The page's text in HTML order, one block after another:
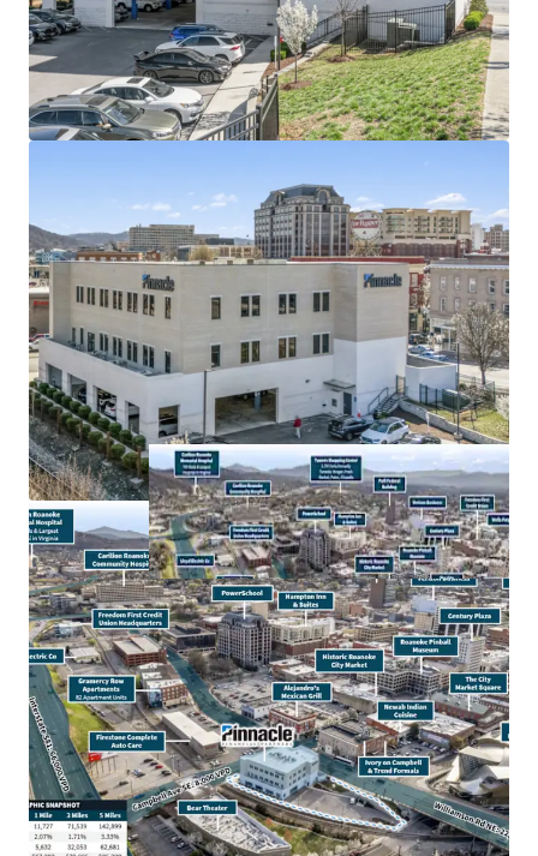
TN & largest bank holding company in GA with an
investment grade rating (Moody’s: Baa2)
100% occupied by Pinnacle’s retail and commercial
offices
Signalized intersection just off I-581 with direct
Within historic Campbell & Jefferson innovation
district in largest metropolitan area in Virginia’s
Blue Ridge Mountains